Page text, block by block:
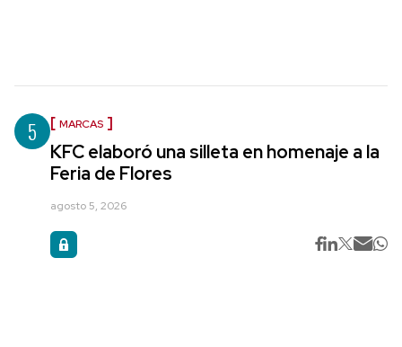
5 MARCAS
KFC elaboró una silleta en homenaje a la
Feria de Flores
agosto 5, 2026